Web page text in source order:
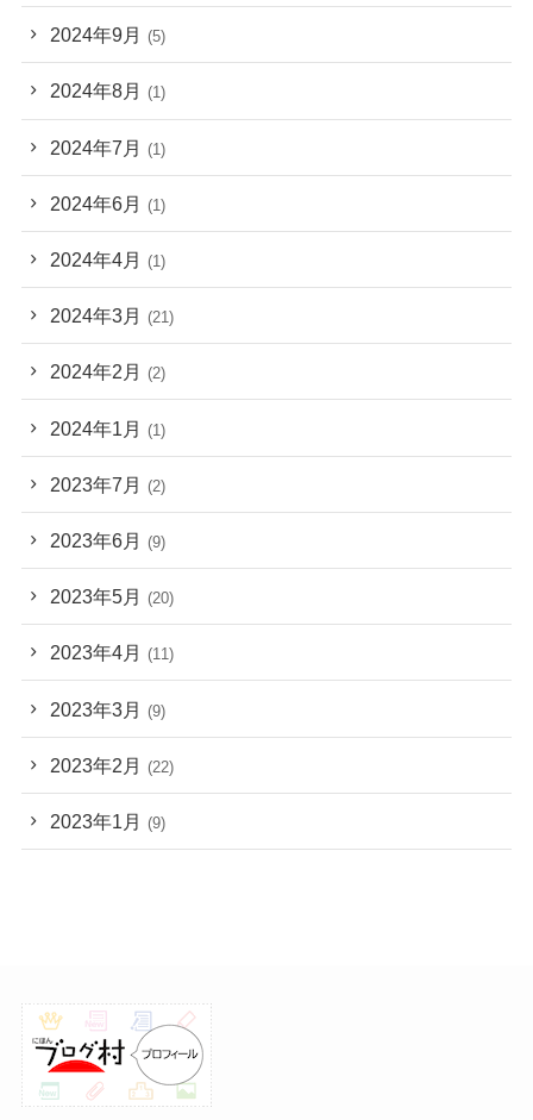
2024年9月 (5)
2024年8月 (1)
2024年7月 (1)
2024年6月 (1)
2024年4月 (1)
2024年3月 (21)
2024年2月 (2)
2024年1月 (1)
2023年7月 (2)
2023年6月 (9)
2023年5月 (20)
2023年4月 (11)
2023年3月 (9)
2023年2月 (22)
2023年1月 (9)